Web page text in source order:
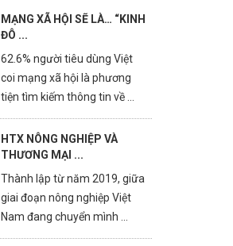
MẠNG XÃ HỘI SẼ LÀ… “KINH
ĐÔ ...
62.6% người tiêu dùng Việt
coi mạng xã hội là phương
tiện tìm kiếm thông tin về ...
HTX NÔNG NGHIỆP VÀ
THƯƠNG MẠI ...
Thành lập từ năm 2019, giữa
giai đoạn nông nghiệp Việt
Nam đang chuyển mình ...